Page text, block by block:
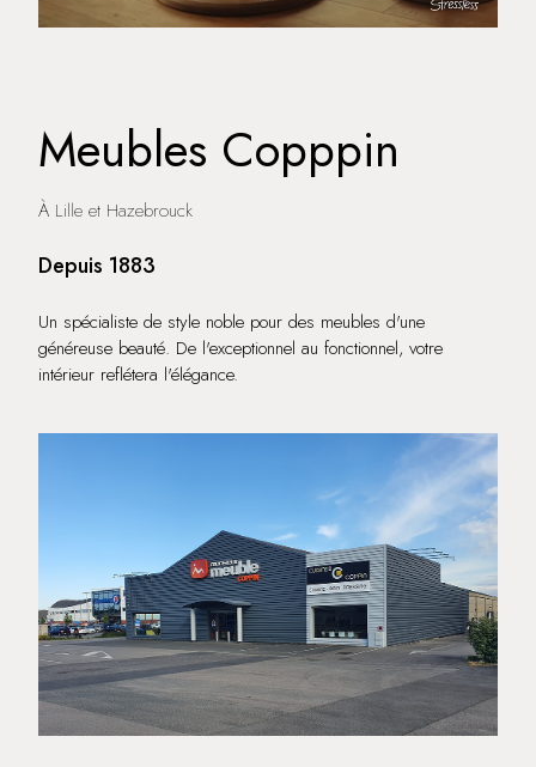
Meubles Copppin
À Lille et Hazebrouck
Depuis 1883
Un spécialiste de style noble pour des meubles d'une
généreuse beauté. De l'exceptionnel au fonctionnel, votre
intérieur reflétera l'élégance.